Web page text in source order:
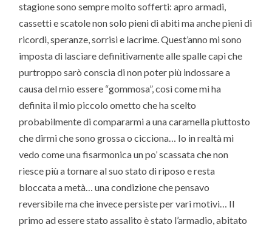
stagione sono sempre molto sofferti: apro armadi,
cassetti e scatole non solo pieni di abiti ma anche pieni di
ricordi, speranze, sorrisi e lacrime. Quest’anno mi sono
imposta di lasciare definitivamente alle spalle capi che
purtroppo sarò conscia di non poter più indossare a
causa del mio essere “gommosa”, così come mi ha
definita il mio piccolo ometto che ha scelto
probabilmente di compararmi a una caramella piuttosto
che dirmi che sono grossa o cicciona… Io in realtà mi
vedo come una fisarmonica un po’ scassata che non
riesce più a tornare al suo stato di riposo e resta
bloccata a metà… una condizione che pensavo
reversibile ma che invece persiste per vari motivi… Il
primo ad essere stato assalito è stato l’armadio, abitato